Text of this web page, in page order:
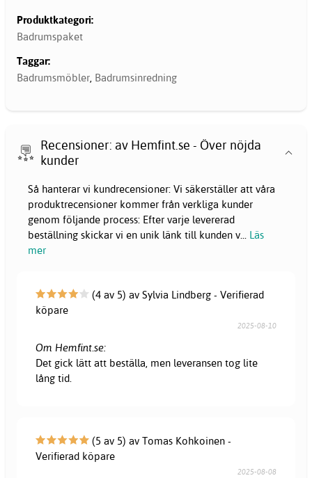
Produktkategori:
Badrumspaket
Taggar:
Badrumsmöbler, Badrumsinredning
Recensioner: av Hemfint.se - Över nöjda
kunder
Så hanterar vi kundrecensioner: Vi säkerställer att våra
produktrecensioner kommer från verkliga kunder
genom följande process: Efter varje levererad
beställning skickar vi en unik länk till kunden v... Läs
mer
(4 av 5) av Sylvia Lindberg - Verifierad
köpare
2025-08-10
Om Hemfint.se:
Det gick lätt att beställa, men leveransen tog lite
lång tid.
(5 av 5) av Tomas Kohkoinen -
Verifierad köpare
2025-08-08